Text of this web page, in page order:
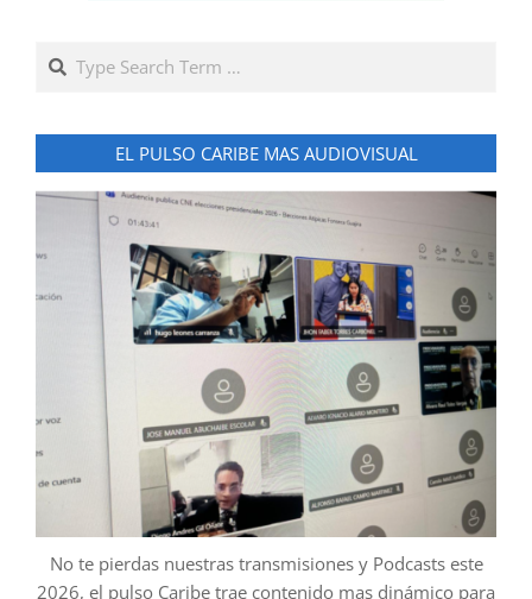
Search
EL PULSO CARIBE MAS AUDIOVISUAL
No te pierdas nuestras transmisiones y Podcasts este
2026, el pulso Caribe trae contenido mas dinámico para